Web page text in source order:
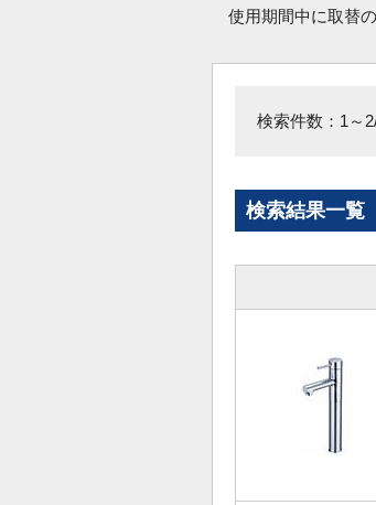
使用期間中に取替
検索件数：1～
検索結果一覧